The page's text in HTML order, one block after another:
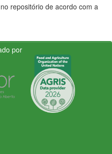
repositório de acordo com a
por